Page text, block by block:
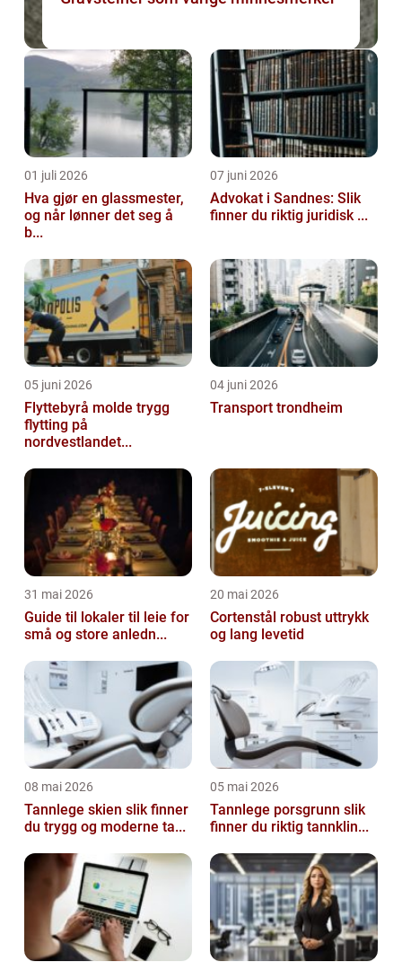
01 juli 2026
Hva gjør en glassmester,
og når lønner det seg å
b...
07 juni 2026
Advokat i Sandnes: Slik
finner du riktig juridisk ...
05 juni 2026
Flyttebyrå molde trygg
flytting på
nordvestlandet...
04 juni 2026
Transport trondheim
31 mai 2026
Guide til lokaler til leie for
små og store anledn...
20 mai 2026
Cortenstål robust uttrykk
og lang levetid
08 mai 2026
Tannlege skien slik finner
du trygg og moderne ta...
05 mai 2026
Tannlege porsgrunn slik
finner du riktig tannklin...